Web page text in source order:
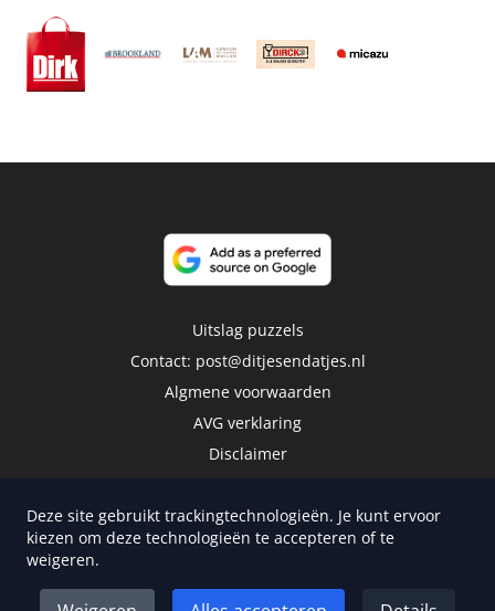
Uitslag puzzels
Contact: post@ditjesendatjes.nl
Algmene voorwaarden
AVG verklaring
Disclaimer
Deze site gebruikt trackingtechnologieën. Je kunt ervoor
kiezen om deze technologieën te accepteren of te
weigeren.